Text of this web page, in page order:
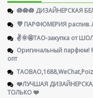
🪷🪷🪷 ДИЗАЙНЕРСКАЯ
💜 ПАРФЮМЕРИЯ распив.
✌️🌞🤩ТАО-закупка от
Оригинальный парфюм!
опт
❤️ЛУЧШАЯ
ТОЛЬКО ❤️